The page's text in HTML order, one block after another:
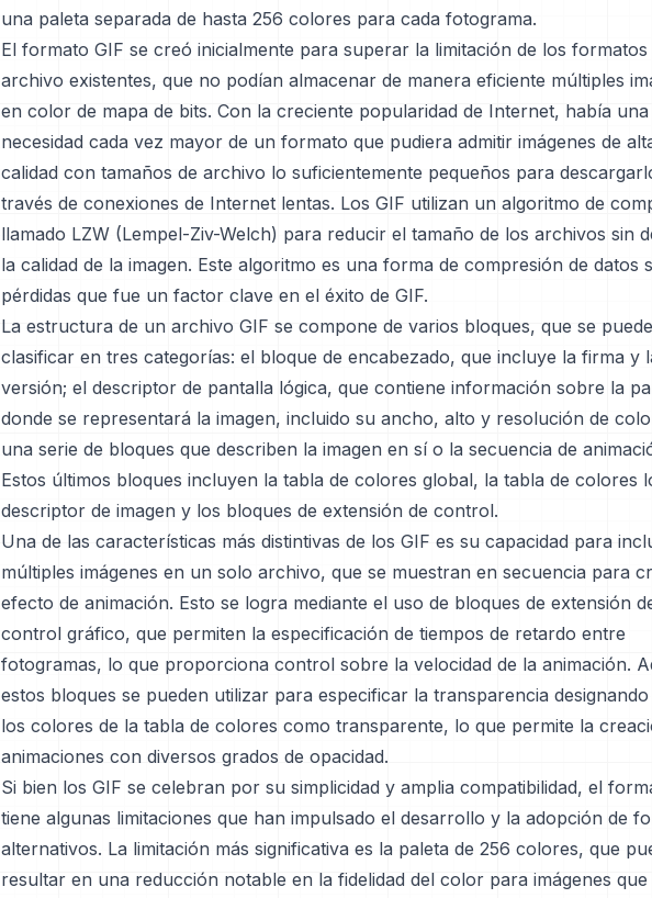
una paleta separada de hasta 256 colores para cada fotograma.
El formato GIF se creó inicialmente para superar la limitación de los formatos
archivo existentes, que no podían almacenar de manera eficiente múltiples
en color de mapa de bits. Con la creciente popularidad de Internet, había una
necesidad cada vez mayor de un formato que pudiera admitir imágenes de
calidad con tamaños de archivo lo suficientemente pequeños para
través de conexiones de Internet lentas. Los GIF utilizan un algoritmo de
llamado LZW (Lempel-Ziv-Welch) para reducir el tamaño de los archivos sin
la calidad de la imagen. Este algoritmo es una forma de compresión de datos
pérdidas que fue un factor clave en el éxito de GIF.
La estructura de un archivo GIF se compone de varios bloques, que se
clasificar en tres categorías: el bloque de encabezado, que incluye la firma y
versión; el descriptor de pantalla lógica, que contiene información sobre la
donde se representará la imagen, incluido su ancho, alto y resolución de
una serie de bloques que describen la imagen en sí o la secuencia de
Estos últimos bloques incluyen la tabla de colores global, la tabla de colores
descriptor de imagen y los bloques de extensión de control.
Una de las características más distintivas de los GIF es su capacidad para
múltiples imágenes en un solo archivo, que se muestran en secuencia para
efecto de animación. Esto se logra mediante el uso de bloques de extensión
control gráfico, que permiten la especificación de tiempos de retardo entre
fotogramas, lo que proporciona control sobre la velocidad de la animación.
estos bloques se pueden utilizar para especificar la transparencia
los colores de la tabla de colores como transparente, lo que permite la
animaciones con diversos grados de opacidad.
Si bien los GIF se celebran por su simplicidad y amplia compatibilidad, el
tiene algunas limitaciones que han impulsado el desarrollo y la adopción de
alternativos. La limitación más significativa es la paleta de 256 colores, que
resultar en una reducción notable en la fidelidad del color para imágenes que